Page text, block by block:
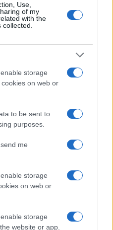
Use,
of my
with the
storage
on web or
to be sent to
purposes.
me
storage
on web or
storage
website or app.